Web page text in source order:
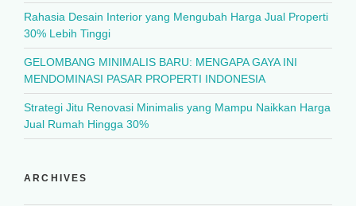
Rahasia Desain Interior yang Mengubah Harga Jual Properti
30% Lebih Tinggi
GELOMBANG MINIMALIS BARU: MENGAPA GAYA INI
MENDOMINASI PASAR PROPERTI INDONESIA
Strategi Jitu Renovasi Minimalis yang Mampu Naikkan Harga
Jual Rumah Hingga 30%
ARCHIVES